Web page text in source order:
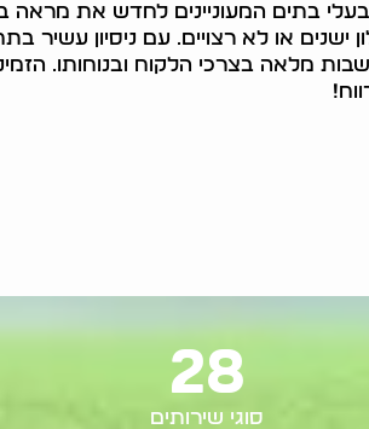
בעלי בתים המעוניינים לחדש את מראה
ישנים או לא רצויים. עם ניסיון עשיר
מלאה בצרכי הלקוח ובנוחותו.
סוגי שירותים
28